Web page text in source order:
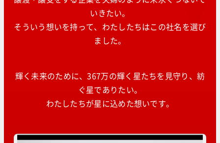
いきたい。
そういう想いを持って、わたしたちはこの社名を選び
ました。
輝く未来のために、367万の輝く星たちを見守り、紡
ぐ星でありたい。
わたしたちが星に込めた想いです。